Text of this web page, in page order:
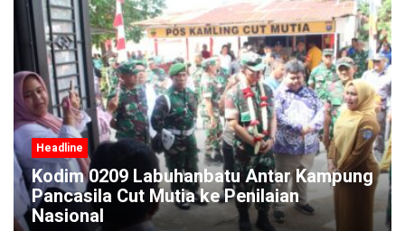
Headline
Kodim 0209 Labuhanbatu Antar Kampung
Pancasila Cut Mutia ke Penilaian
Nasional